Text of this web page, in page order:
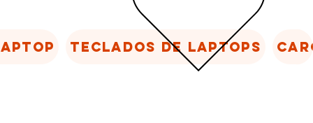
Teclados de laptops